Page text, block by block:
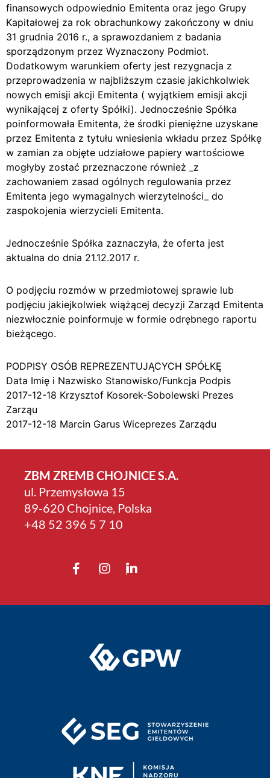
finansowych odpowiednio Emitenta oraz jego Grupy
Kapitałowej za rok obrachunkowy zakończony w dniu
31 grudnia 2016 r., a sprawozdaniem z badania
sporządzonym przez Wyznaczony Podmiot.
Dodatkowym warunkiem oferty jest rezygnacja z
przeprowadzenia w najbliższym czasie jakichkolwiek
nowych emisji akcji Emitenta ( wyjątkiem emisji akcji
wynikającej z oferty Spółki). Jednocześnie Spółka
poinformowała Emitenta, że środki pieniężne uzyskane
przez Emitenta z tytułu wniesienia wkładu przez Spółkę
w zamian za objęte udziałowe papiery wartościowe
mogłyby zostać przeznaczone również _z
zachowaniem zasad ogólnych regulowania przez
Emitenta jego wymagalnych wierzytelności_ do
zaspokojenia wierzycieli Emitenta.
Jednocześnie Spółka zaznaczyła, że oferta jest
aktualna do dnia 21.12.2017 r.
O podjęciu rozmów w przedmiotowej sprawie lub
podjęciu jakiejkolwiek wiążącej decyzji Zarząd Emitenta
niezwłocznie poinformuje w formie odrębnego raportu
bieżącego.
PODPISY OSÓB REPREZENTUJĄCYCH SPÓŁKĘ
Data Imię i Nazwisko Stanowisko/Funkcja Podpis
2017-12-18 Krzysztof Kosorek-Sobolewski Prezes
Zarząu
2017-12-18 Marcin Garus Wiceprezes Zarządu
ZBM ZREMB CHOJNICE S.A.
ul. Przemysłowa 15
89-620 Chojnice, Polska
+4­8 52 396 5 7 10